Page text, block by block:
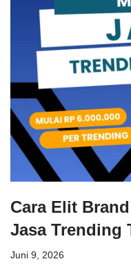
Cara Elit
Jasa Trending
Juni 9, 2026